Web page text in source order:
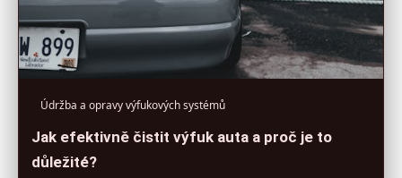
Údržba a opravy výfukových systémů
Jak efektivně čistit výfuk auta a proč je to
důležité?